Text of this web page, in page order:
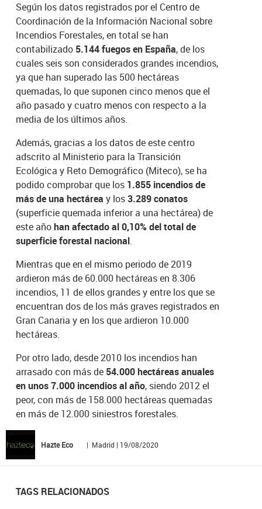
Según los datos registrados por el Centro de
Coordinación de la Información Nacional sobre
Incendios Forestales, en total se han
contabilizado 5.144 fuegos en España, de los
cuales seis son considerados grandes incendios,
ya que han superado las 500 hectáreas
quemadas, lo que suponen cinco menos que el
año pasado y cuatro menos con respecto a la
media de los últimos años.
Además, gracias a los datos de este centro
adscrito al Ministerio para la Transición
Ecológica y Reto Demográfico (Miteco), se ha
podido comprobar que los 1.855 incendios de
más de una hectáreay los3.289 conatos
(superficie quemada inferior a una hectárea) de
este añohan afectado al 0,10% del total de
superficie forestal nacional.
Mientras que en el mismo periodo de 2019
ardieron más de 60.000 hectáreas en 8.306
incendios, 11 de ellos grandes y entre los que se
encuentran dos de los más graves registrados en
Gran Canaria y en los que ardieron 10.000
hectáreas.
Por otro lado, desde 2010 los incendios han
arrasado con más de 54.000 hectáreas anuales
en unos 7.000 incendios al año, siendo 2012 el
peor, con más de 158.000 hectáreas quemadas
en más de 12.000 siniestros forestales.
Hazte Eco | Madrid | 19/08/2020
TAGS RELACIONADOS